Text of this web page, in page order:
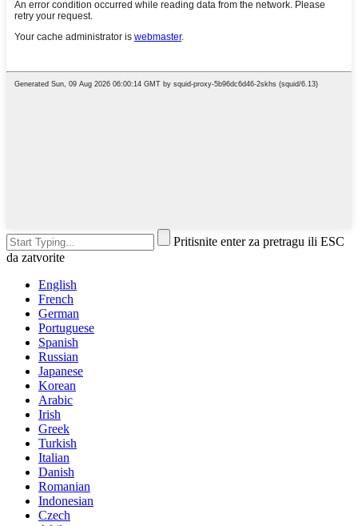
Pritisnite enter za pretragu ili ESC
da zatvorite
English
French
German
Portuguese
Spanish
Russian
Japanese
Korean
Arabic
Irish
Greek
Turkish
Italian
Danish
Romanian
Indonesian
Czech